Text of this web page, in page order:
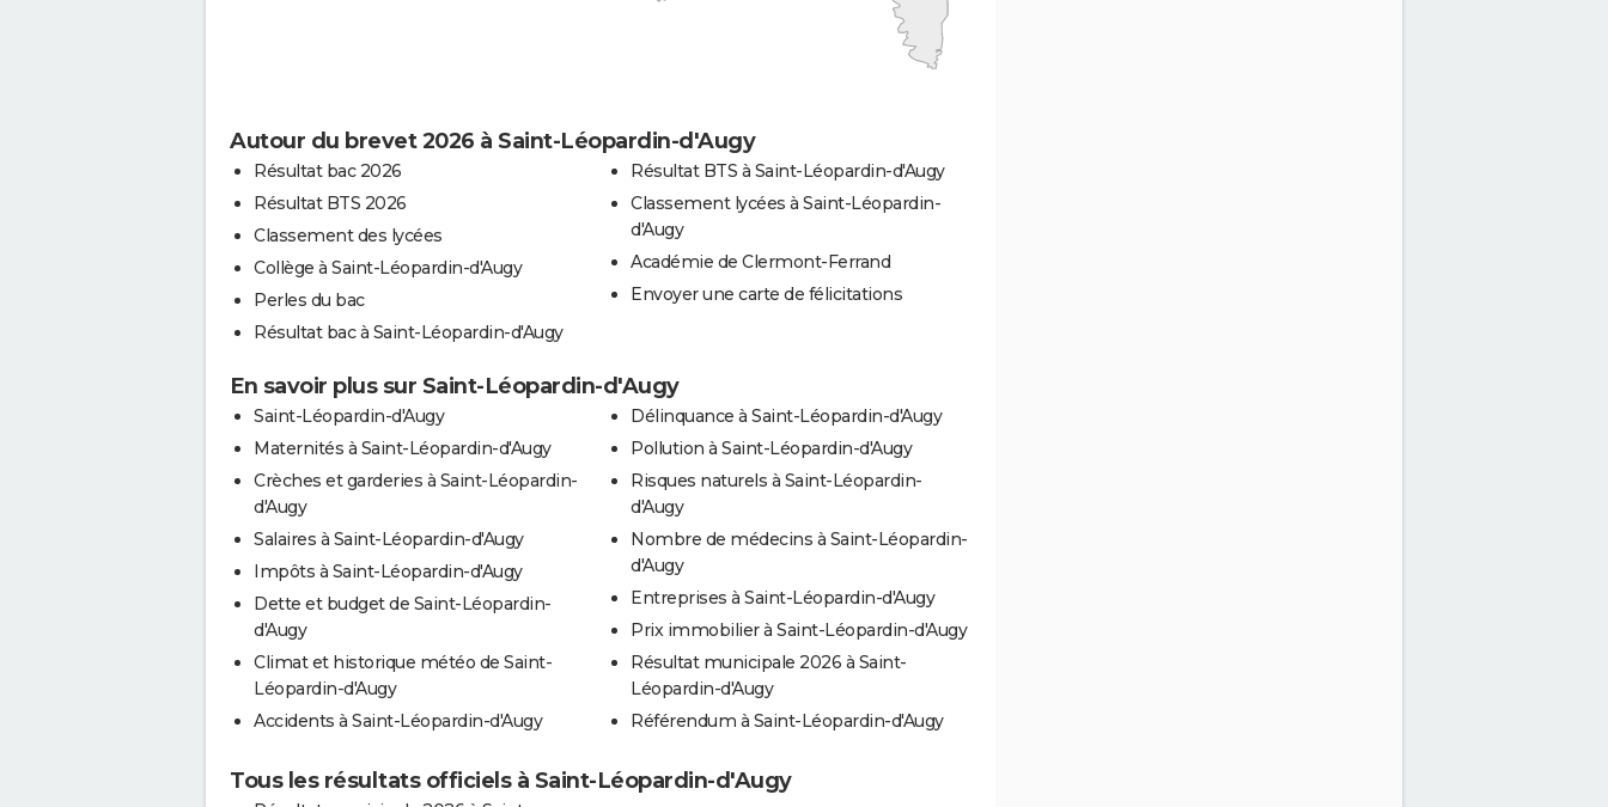
Autour du brevet 2026 à Saint-Léopardin-d'Augy
Résultat bac 2026
Résultat BTS 2026
Classement des lycées
Collège à Saint-Léopardin-d'Augy
Perles du bac
Résultat bac à Saint-Léopardin-d'Augy
Résultat BTS à Saint-Léopardin-d'Augy
Classement lycées à Saint-Léopardin-
d'Augy
Académie de Clermont-Ferrand
Envoyer une carte de félicitations
En savoir plus sur Saint-Léopardin-d'Augy
Saint-Léopardin-d'Augy
Maternités à Saint-Léopardin-d'Augy
Crèches et garderies à Saint-Léopardin-
d'Augy
Salaires à Saint-Léopardin-d'Augy
Impôts à Saint-Léopardin-d'Augy
Dette et budget de Saint-Léopardin-
d'Augy
Climat et historique météo de Saint-
Léopardin-d'Augy
Accidents à Saint-Léopardin-d'Augy
Délinquance à Saint-Léopardin-d'Augy
Pollution à Saint-Léopardin-d'Augy
Risques naturels à Saint-Léopardin-
d'Augy
Nombre de médecins à Saint-Léopardin-
d'Augy
Entreprises à Saint-Léopardin-d'Augy
Prix immobilier à Saint-Léopardin-d'Augy
Résultat municipale 2026 à Saint-
Léopardin-d'Augy
Référendum à Saint-Léopardin-d'Augy
Tous les résultats officiels à Saint-Léopardin-d'Augy